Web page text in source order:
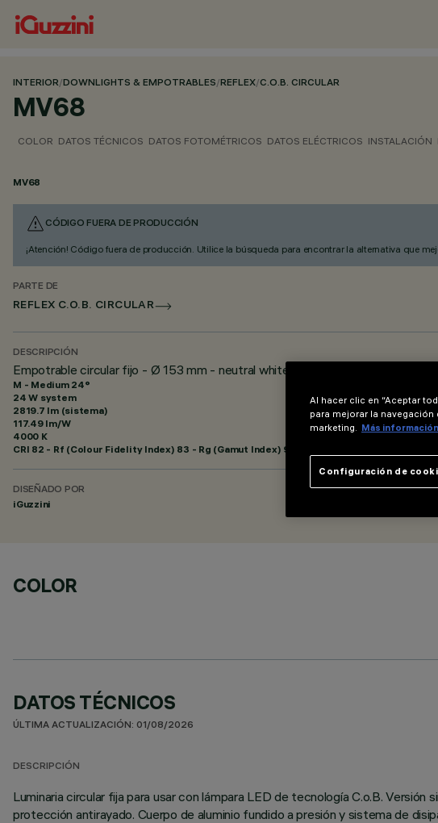
INTERIOR/DOWNLIGHTS & EMPOTRABLES/REFLEX/C.O.B. CIRCULAR
MV68
COLOR DATOS TÉCNICOS DATOS FOTOMÉTRICOS DATOS ELÉCTRICOS INSTALACIÓN
MV68
CÓDIGO FUERA DE PRODUCCIÓN
¡Atención! Código fuera de producción. Utilice la búsqueda para encontrar la alternativa que
PARTE DE
REFLEX C.O.B. CIRCULAR
DESCRIPCIÓN
Empotrable circular fijo - Ø 153 mm - neutral white - óptica medium - UGR<19
M - Medium 24°
24 W system
2819.7 lm (sistema)
117.49 lm/W
4000 K
CRI 82 - Rf (Colour Fidelity Index) 83 - Rg (Gamut Index) 94
DISEÑADO POR
iGuzzini
COLOR
DATOS TÉCNICOS
ÚLTIMA ACTUALIZACIÓN: 01/08/2026
DESCRIPCIÓN
Luminaria circular fija para usar con lámpara LED de tecnología C.o.B.
protección antirayado. Cuerpo de aluminio fundido a presión y sistema de
Al hacer clic en “Aceptar
para mejorar la
marketing. Más información
Configuración de